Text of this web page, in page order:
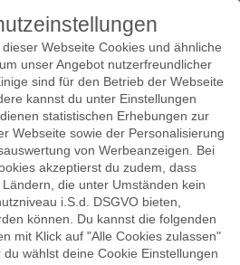
tagged
Webseite Cookies und ähnliche
unser Angebot nutzerfreundlicher
sind für den Betrieb der Webseite
kannst du unter Einstellungen
statistischen Erhebungen zur
Webseite sowie der Personalisierung
von Werbeanzeigen. Bei
akzeptierst du zudem, dass
die unter Umständen kein
i.S.d. DSGVO bieten,
können. Du kannst die folgenden
mit Klick auf "Alle Cookies zulassen"
wählst deine Cookie Einstellungen